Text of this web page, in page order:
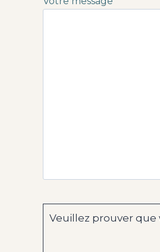
Veuillez prouver